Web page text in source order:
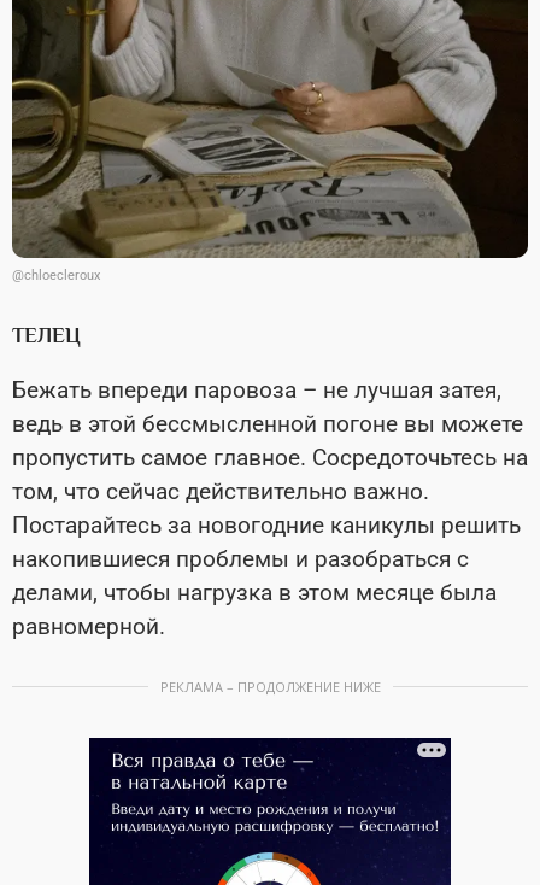
@chloecleroux
ТЕЛЕЦ
Бежать впереди паровоза – не лучшая затея,
ведь в этой бессмысленной погоне вы можете
пропустить самое главное. Сосредоточьтесь на
том, что сейчас действительно важно.
Постарайтесь за новогодние каникулы решить
накопившиеся проблемы и разобраться с
делами, чтобы нагрузка в этом месяце была
равномерной.
РЕКЛАМА – ПРОДОЛЖЕНИЕ НИЖЕ